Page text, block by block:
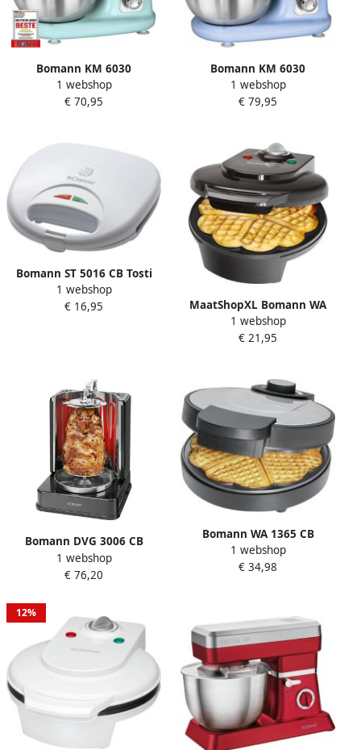
Bomann KM 6030
Kneedmachine
Keukenmachine 1100 watt
1 webshop
€ 70,95
Bomann KM 6030
Kneedmachine
Keukenmachine 1100 watt
1 webshop
€ 79,95
Bomann ST 5016 CB Tosti
ijzer Tosti apparaat Wit
1 webshop
€ 16,95
MaatShopXL Bomann WA
5018 CB Wafelijzer
Hartwafels Zwart
1 webshop
€ 21,95
Bomann DVG 3006 CB
Multigrill Shoarmagrill
Kebab grill kippengrill
1 webshop
€ 76,20
Bomann WA 1365 CB
Wafelijzer Hartvormig 1000
Watt
1 webshop
€ 34,98
12%